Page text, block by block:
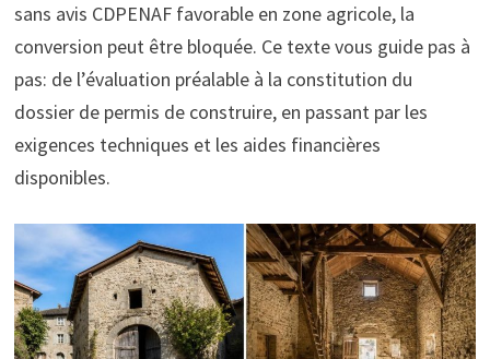
sans avis CDPENAF favorable en zone agricole, la
conversion peut être bloquée. Ce texte vous guide pas à
pas: de l’évaluation préalable à la constitution du
dossier de permis de construire, en passant par les
exigences techniques et les aides financières
disponibles.